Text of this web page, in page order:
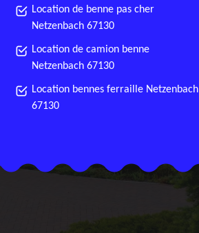
Location de benne pas cher
Netzenbach 67130
Location de camion benne
Netzenbach 67130
Location bennes ferraille Netzenbach
67130